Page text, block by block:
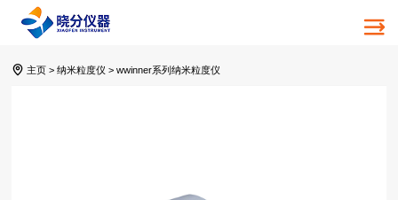
主页 >纳米粒度仪 >wwinner系列纳米粒度仪